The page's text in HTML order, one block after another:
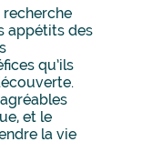
recherche
appétits des
qu’ils
et le
la vie